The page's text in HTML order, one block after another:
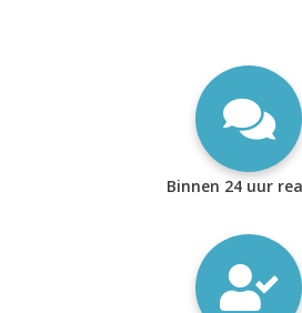
Binnen 24 uur